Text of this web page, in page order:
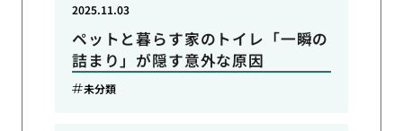
ペットと暮らす家のトイレ「一瞬の
詰まり」が隠す意外な原因
2025.11.03
未分類